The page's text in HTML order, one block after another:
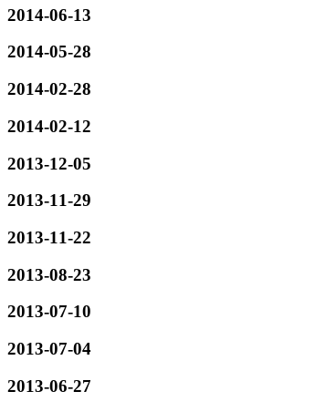
2014-06-13
2014-05-28
2014-02-28
2014-02-12
2013-12-05
2013-11-29
2013-11-22
2013-08-23
2013-07-10
2013-07-04
2013-06-27